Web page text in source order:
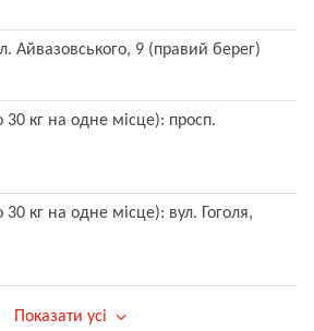
Айвазовського, 9 (правий берег)
кг на одне місце): просп.
кг на одне місце): вул. Гоголя,
Показати усі